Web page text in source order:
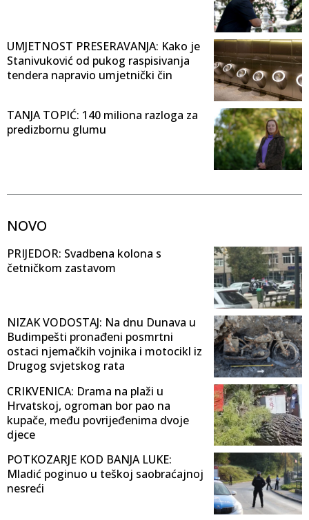
UMJETNOST PRESERAVANJA: Kako je
Stanivuković od pukog raspisivanja
tendera napravio umjetnički čin
TANJA TOPIĆ: 140 miliona razloga za
predizbornu glumu
NOVO
PRIJEDOR: Svadbena kolona s
četničkom zastavom
NIZAK VODOSTAJ: Na dnu Dunava u
Budimpešti pronađeni posmrtni
ostaci njemačkih vojnika i motocikl iz
Drugog svjetskog rata
CRIKVENICA: Drama na plaži u
Hrvatskoj, ogroman bor pao na
kupače, među povrijeđenima dvoje
djece
POTKOZARJE KOD BANJA LUKE:
Mladić poginuo u teškoj saobraćajnoj
nesreći